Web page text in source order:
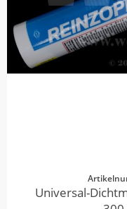
Universal-